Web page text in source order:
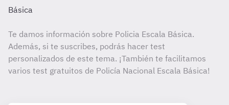
Básica
Te damos información sobre Policia Escala Básica.
Además, si te suscribes, podrás hacer test
personalizados de este tema. ¡También te facilitamos
varios test gratuitos de Policía Nacional Escala Básica!